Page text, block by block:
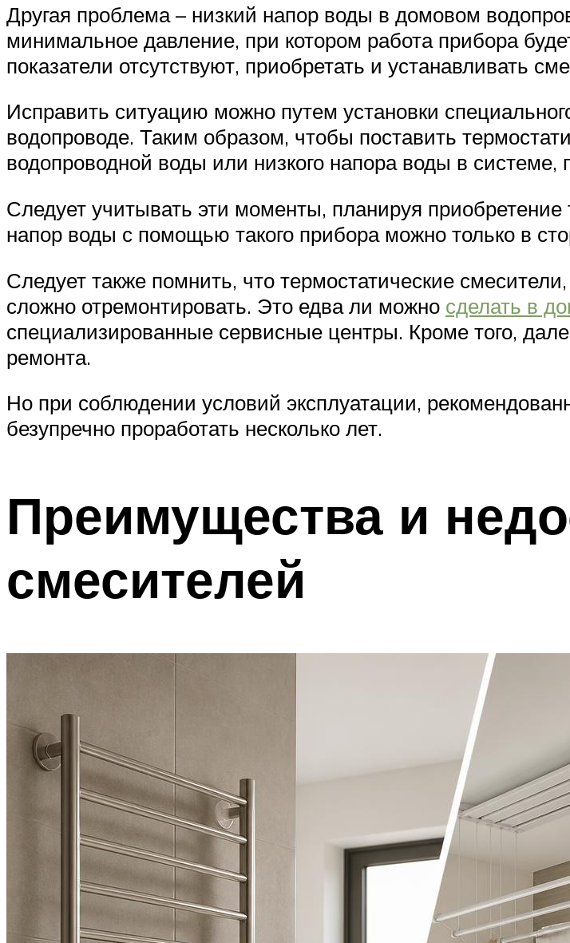
Другая проблема – низкий напор воды в домовом
минимальное давление, при котором работа прибора
показатели отсутствуют, приобретать и устанавливать
Исправить ситуацию можно путем установки
водопроводе. Таким образом, чтобы поставить
водопроводной воды или низкого напора воды в системе,
Следует учитывать эти моменты, планируя приобретение
напор воды с помощью такого прибора можно только в
Следует также помнить, что термостатические
сложно отремонтировать. Это едва ли можно сделать в
специализированные сервисные центры. Кроме того,
ремонта.
Но при соблюдении условий эксплуатации,
безупречно проработать несколько лет.
Преимущества и
смесителей